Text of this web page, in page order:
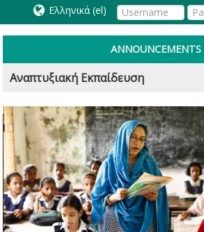
Ελληνικά ‎(el)‎
ANNOUNCEMENTS
Αναπτυξιακή Εκπαίδευση